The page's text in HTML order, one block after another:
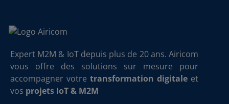
Expert M2M & IoT depuis plus de 20 ans. Airicom
vous offre des solutions sur mesure pour
accompagner votre transformation digitale et
vos projets IoT & M2M